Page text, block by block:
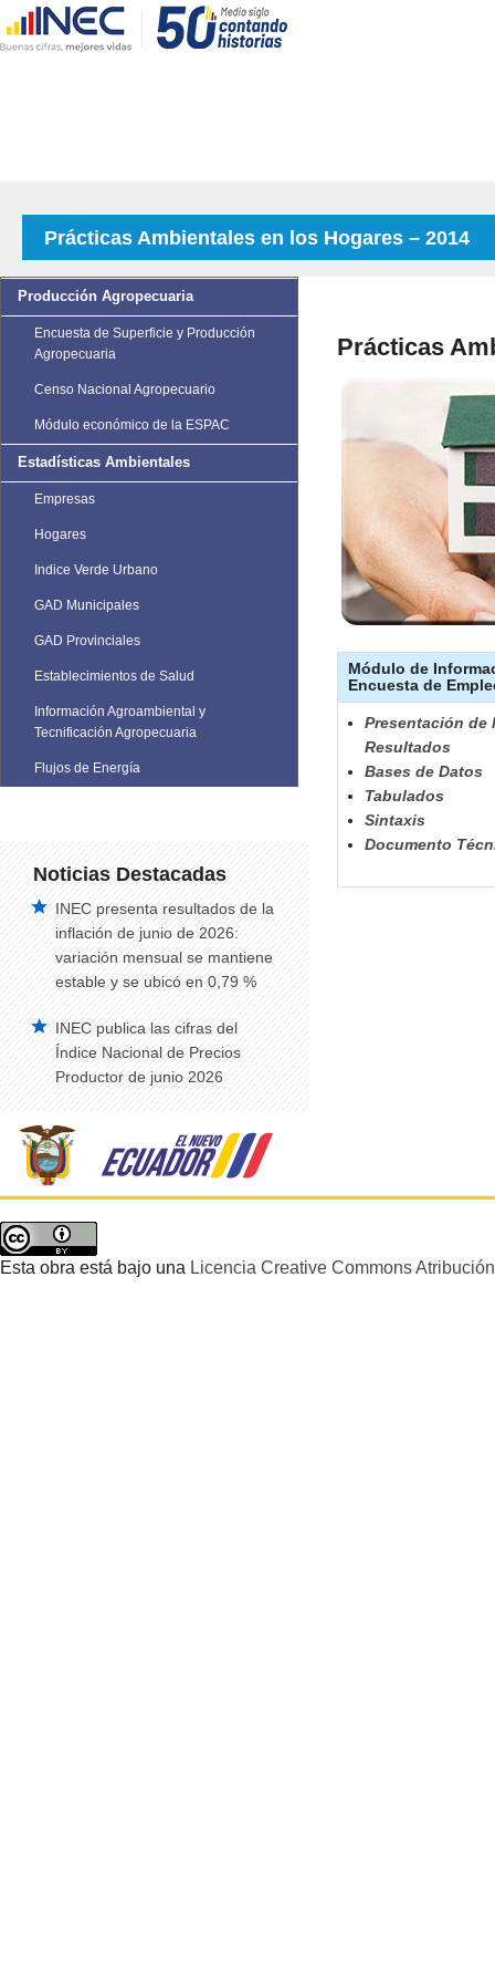
Prácticas Ambientales en los Hogares – 2014
Producción Agropecuaria
Encuesta de Superficie y Producción
Agropecuaria
Censo Nacional Agropecuario
Módulo económico de la ESPAC
Estadísticas Ambientales
Empresas
Hogares
Indice Verde Urbano
GAD Municipales
GAD Provinciales
Establecimientos de Salud
Información Agroambiental y
Tecnificación Agropecuaria
Flujos de Energía
Noticias Destacadas
INEC presenta resultados de la
inflación de junio de 2026:
variación mensual se mantiene
estable y se ubicó en 0,79 %
INEC publica las cifras del
Índice Nacional de Precios
Productor de junio 2026
Prácticas
Módulo de
Encuesta de
Presentación de
Resultados
Bases de Datos
Tabulados
Sintaxis
Documento
Esta obra está bajo una Licencia Creative Commons